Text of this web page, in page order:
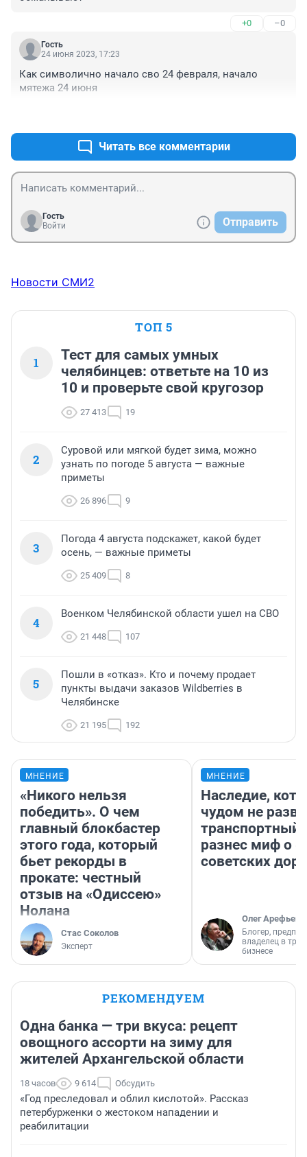
+0 –0
Гость
24 июня 2023, 17:23
Как символично начало сво 24 февраля, начало
мятежа 24 июня
Читать все комментарии
Гость
Войти
Отправить
Новости СМИ2
ТОП 5
1
Тест для самых умных
челябинцев: ответьте на 10 из
10 и проверьте свой кругозор
27 413 19
2
Суровой или мягкой будет зима, можно
узнать по погоде 5 августа — важные
приметы
26 896 9
3
Погода 4 августа подскажет, какой будет
осень, — важные приметы
25 409 8
4
Военком Челябинской области ушел на СВО
21 448 107
5
Пошли в «отказ». Кто и почему продает
пункты выдачи заказов Wildberries в
Челябинске
21 195 192
МНЕНИЕ
«Никого нельзя
победить». О чем
главный блокбастер
этого года, который
бьет рекорды в
прокате: честный
отзыв на «Одиссею»
Нолана
Стас Соколов
Эксперт
МНЕНИЕ
Наследие,
чудом не
транспортный
разнес миф о
советских
Олег Арефьев
Блогер,
владелец в
бизнесе
РЕКОМЕНДУЕМ
Одна банка — три вкуса: рецепт
овощного ассорти на зиму для
жителей Архангельской области
18 часов 9 614 Обсудить
«Год преследовал и облил кислотой». Рассказ
петербурженки о жестоком нападении и
реабилитации